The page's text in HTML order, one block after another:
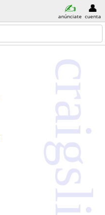
anúnciate cuenta
craigslist